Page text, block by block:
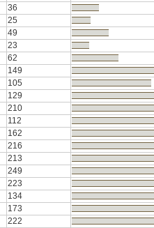
36
25
49
23
62
149
105
129
210
112
162
216
213
249
223
134
173
222